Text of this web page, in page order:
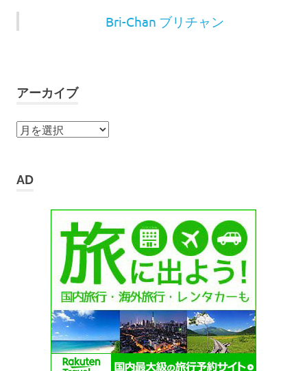
Bri-Chan ブリチャン
アーカイブ
ア
イ
AD